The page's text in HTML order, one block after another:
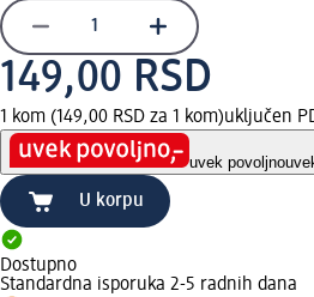
149,00 RSD
1 kom (149,00 RSD za 1 kom)uključen
uvek povoljno
U korpu
Dostupno
Standardna isporuka 2-5 radnih dana